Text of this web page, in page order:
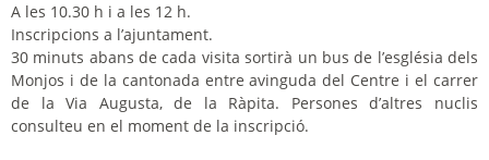
A les 10.30 h i a les 12 h.
Inscripcions a l’ajuntament.
30 minuts abans de cada visita sortirà un bus de l’església dels
Monjos i de la cantonada entre avinguda del Centre i el carrer
de la Via Augusta, de la Ràpita. Persones d’altres nuclis
consulteu en el moment de la inscripció.